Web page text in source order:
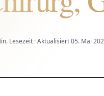
Lesezeit · Aktualisiert05. Mai